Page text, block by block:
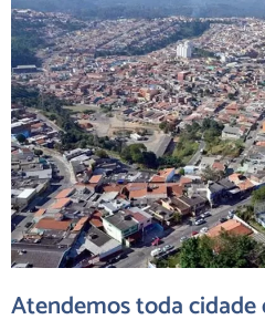
Atendemos toda cidade